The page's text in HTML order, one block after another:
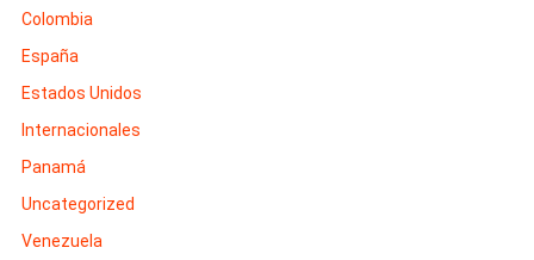
Colombia
España
Estados Unidos
Internacionales
Panamá
Uncategorized
Venezuela